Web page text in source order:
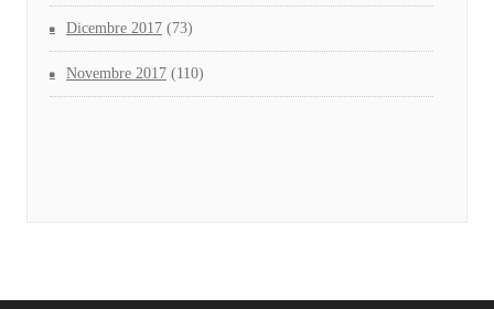
Dicembre 2017 (73)
Novembre 2017 (110)